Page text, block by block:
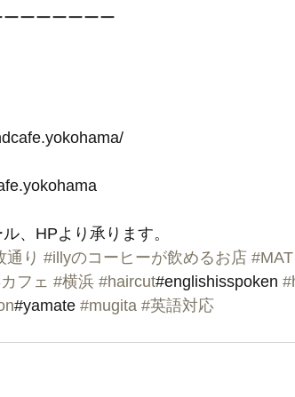
ーーーーーー
、HPより承ります。
通り #illyのコーヒーが飲めるお店 #MAT
フェ #横浜 #haircut#englishisspoken
#yamate #mugita #英語対応